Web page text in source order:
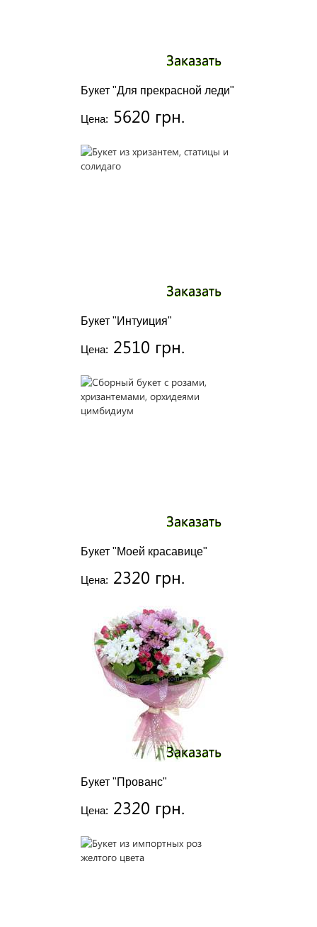
Букет "Для прекрасной леди"
Цена: 5620 грн.
Заказать
Букет "Интуиция"
Цена: 2510 грн.
Заказать
Букет "Моей красавице"
Цена: 2320 грн.
Заказать
Букет "Прованс"
Цена: 2320 грн.
Заказать